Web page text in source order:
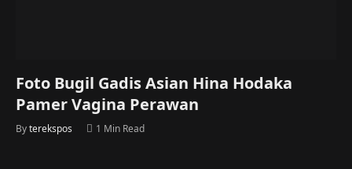
Foto Bugil Gadis Asian Hina Hodaka
Pamer Vagina Perawan
Byterekspos 1 Min Read